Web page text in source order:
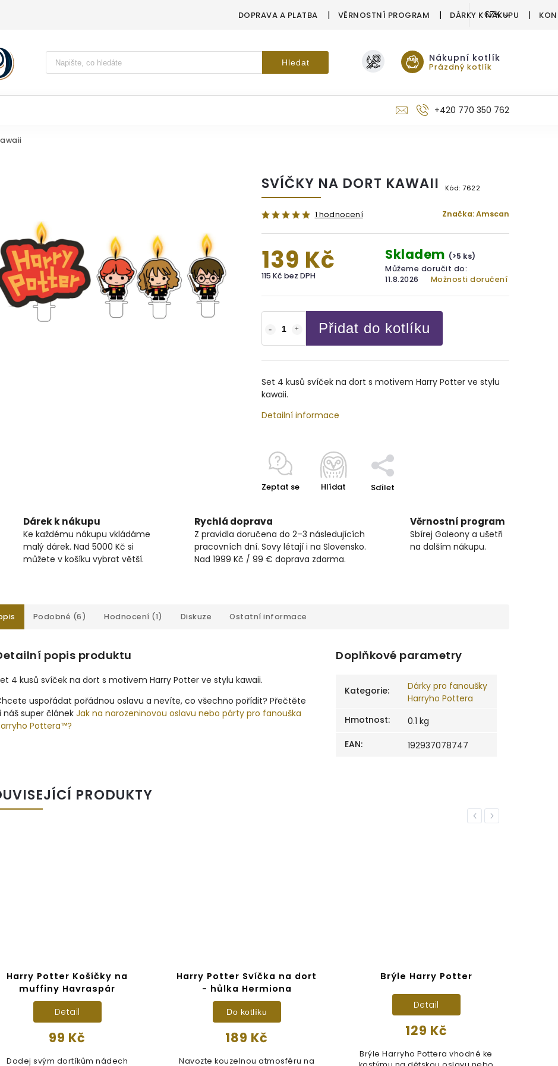
DOPRAVA A PLATBA VĚRNOSTNÍ PROGRAM DÁRKY K NÁKUPU
CZK
Vyhledávání Hledat Nákupní kotlík
Prázdný kotlík
+420 770 350 762
SVÍČKY NA DORT KAWAII Kód: 7622
1 hodnocení Značka:Amscan
139 Kč
115 Kč bez DPH
Skladem (>5 ks)
Můžeme doručit do:
11.8.2026
Možnosti doručení
Přidat do kotlíku
Set 4 kusů svíček na dort s motivem Harry Potter ve stylu
kawaii.
Detailní informace
Zeptat se Hlídat Sdílet
Dárek k nákupu
Ke každému nákupu vkládáme
malý dárek. Nad 5000 Kč si
můžete v košíku vybrat větší.
Rychlá doprava
Z pravidla doručena do 2–3 následujících
pracovních dní. Sovy létají i na Slovensko.
Nad 1999 Kč / 99 € doprava zdarma.
Věrnostní program
Sbírej Galeony a ušetři
na dalším nákupu.
Podobné (6) Hodnocení (1) Diskuze Ostatní informace
popis produktu
4 kusů svíček na dort s motivem Harry Potter ve stylu kawaii.
uspořádat pořádnou oslavu a nevíte, co všechno pořídit? Přečtěte
náš super článek Jak na narozeninovou oslavu nebo párty pro fanouška
Pottera™?
Doplňkové parametry
Kategorie:
Dárky pro fanoušky
Harryho Pottera
Hmotnost:
0.1 kg
EAN: 192937078747
PRODUKTY
Previous
Harry Potter Košíčky na
muffiny Havraspár
99 Kč
Detail
Dodej svým dortíkům nádech
Harry Potter Svíčka na dort
- hůlka Hermiona
189 Kč
Do kotlíku
Navozte kouzelnou atmosféru na
Brýle Harry Potter
129 Kč
Detail
Brýle Harryho Pottera vhodné ke
Next